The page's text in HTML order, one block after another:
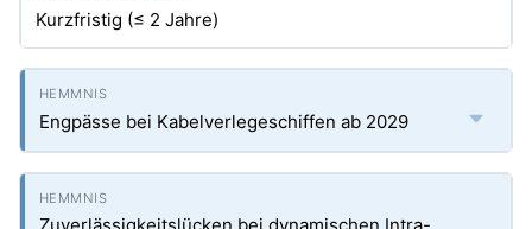
Kurzfristig (≤ 2 Jahre)
Engpässe bei Kabelverlegeschiffen ab 2029